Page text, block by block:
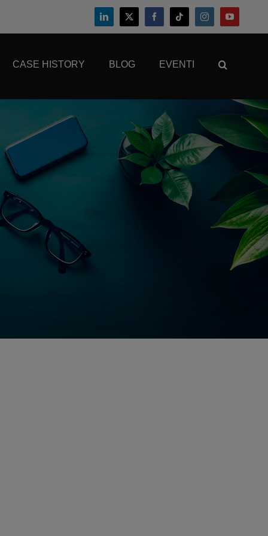
CASE HISTORY BLOG EVENTI